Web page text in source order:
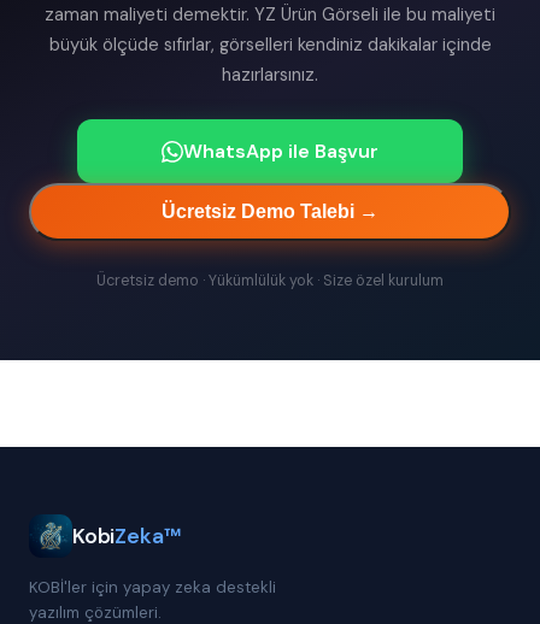
zaman maliyeti demektir. YZ Ürün Görseli ile bu maliyeti
büyük ölçüde sıfırlar, görselleri kendiniz dakikalar içinde
hazırlarsınız.
WhatsApp ile Başvur
Ücretsiz Demo Talebi →
Ücretsiz demo · Yükümlülük yok · Size özel kurulum
KobiZeka™
KOBİ'ler için yapay zeka destekli
yazılım çözümleri.